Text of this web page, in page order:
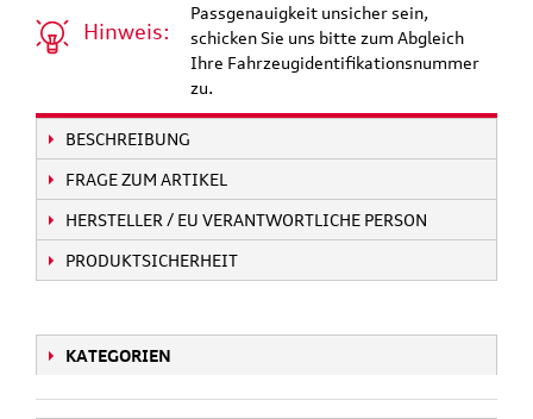
Hinweis:
Passgenauigkeit unsicher sein,
schicken Sie uns bitte zum Abgleich
Ihre Fahrzeugidentifikationsnummer
zu.
BESCHREIBUNG
FRAGE ZUM ARTIKEL
HERSTELLER / EU VERANTWORTLICHE PERSON
PRODUKTSICHERHEIT
KATEGORIEN